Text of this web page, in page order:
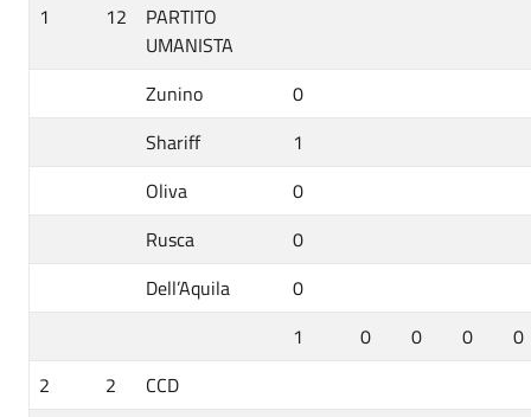
1
12
PARTITO
UMANISTA
Zunino
0
Shariff
1
Oliva
0
Rusca
0
Dell’Aquila
0
1
0 0 0
0
2
2
CCD